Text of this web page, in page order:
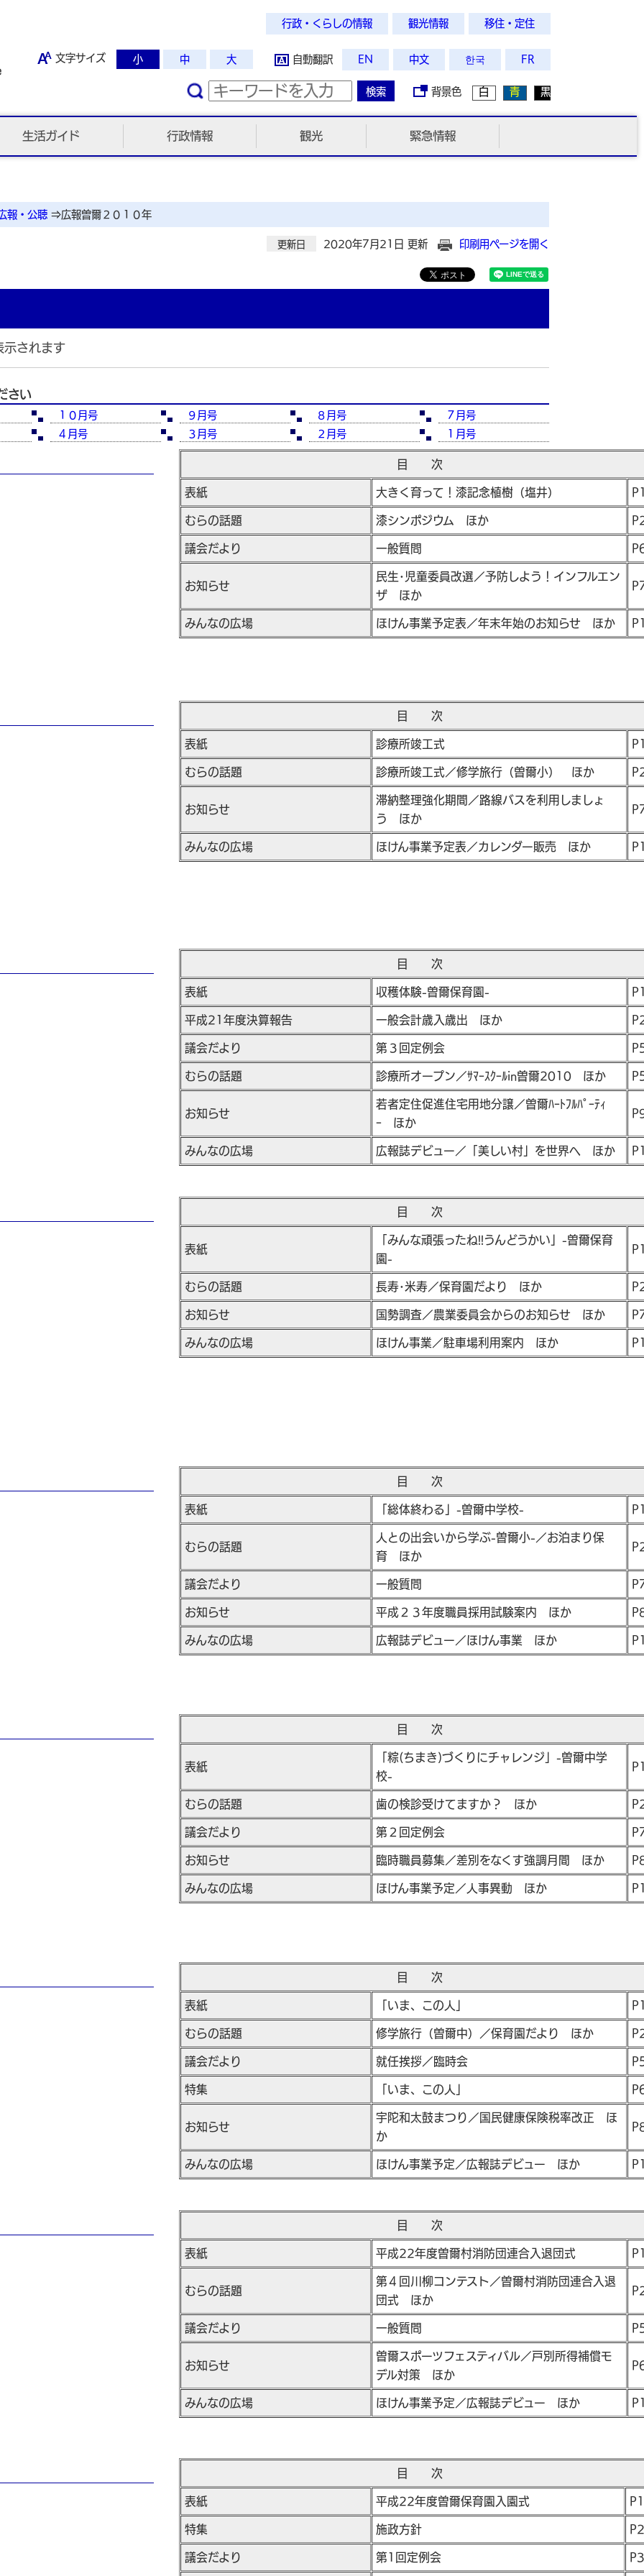
行政・くらしの情報 観光情報 移住・定住
文字サイズ 小 中 大 自動翻訳 EN 中文 한국 FR
検索 背景色 白 青 黒
生活ガイド 行政情報 観光 緊急情報
報・公聴 ⇒広報曽爾２０１０年
更新日 2020年7月21日 更新 印刷用ページを開く
示されます
さい
１０月号 ９月号 ８月号
７月号
４月号
３月号 ２月号 １月号
目 次
表紙 大きく育って！漆記念植樹（塩井）
むらの話題 漆シンポジウム ほか
議会だより 一般質問
お知らせ
民生･児童委員改選／予防しよう！インフルエン
ザ ほか
みんなの広場 ほけん事業予定表／年末年始のお知らせ ほか
目 次
表紙 診療所竣工式
むらの話題 診療所竣工式／修学旅行（曽爾小） ほか
お知らせ
滞納整理強化期間／路線バスを利用しましょ
う ほか
みんなの広場 ほけん事業予定表／カレンダー販売 ほか
目 次
表紙 収穫体験-曽爾保育園-
平成21年度決算報告 一般会計歳入歳出 ほか
議会だより 第３回定例会
むらの話題 診療所オープン／ｻﾏｰｽｸｰﾙin曽爾2010 ほか
お知らせ
若者定住促進住宅用地分譲／曽爾ﾊｰﾄﾌﾙﾊﾟｰﾃｨ
ｰ ほか
みんなの広場 広報誌デビュー／「美しい村」を世界へ ほか
目 次
表紙
「みんな頑張ったね!!うんどうかい」-曽爾保育
園-
むらの話題 長寿･米寿／保育園だより ほか
お知らせ 国勢調査／農業委員会からのお知らせ ほか
みんなの広場 ほけん事業／駐車場利用案内 ほか
目 次
表紙 「総体終わる」-曽爾中学校-
むらの話題
人との出会いから学ぶ-曽爾小-／お泊まり保
育 ほか
議会だより 一般質問
お知らせ 平成２３年度職員採用試験案内 ほか
みんなの広場 広報誌デビュー／ほけん事業 ほか
目 次
表紙
「粽(ちまき)づくりにチャレンジ」-曽爾中学
校-
むらの話題 歯の検診受けてますか？ ほか
議会だより 第２回定例会
お知らせ 臨時職員募集／差別をなくす強調月間 ほか
みんなの広場 ほけん事業予定／人事異動 ほか
目 次
表紙 「いま、この人」
むらの話題 修学旅行（曽爾中）／保育園だより ほか
議会だより 就任挨拶／臨時会
特集 「いま、この人」
お知らせ
宇陀和太鼓まつり／国民健康保険税率改正 ほ
か
みんなの広場 ほけん事業予定／広報誌デビュー ほか
目 次
表紙 平成22年度曽爾村消防団連合入退団式
むらの話題
第４回川柳コンテスト／曽爾村消防団連合入退
団式 ほか
議会だより 一般質問
お知らせ
曽爾スポーツフェスティバル／戸別所得補償モ
デル対策 ほか
みんなの広場 ほけん事業予定／広報誌デビュー ほか
目 次
表紙 平成22年度曽爾保育園入園式 P1
特集 施政方針 P2
議会だより 第1回定例会 P3